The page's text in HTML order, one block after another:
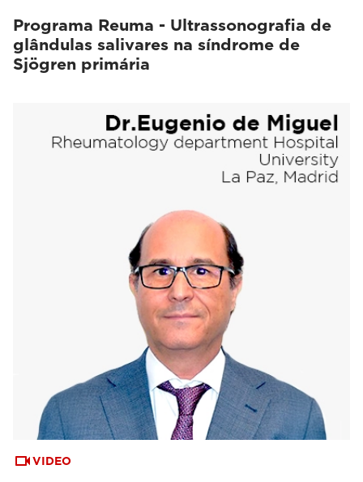
Programa Reuma - Ultrassonografia de
glândulas salivares na síndrome de
Sjögren primária
VIDEO